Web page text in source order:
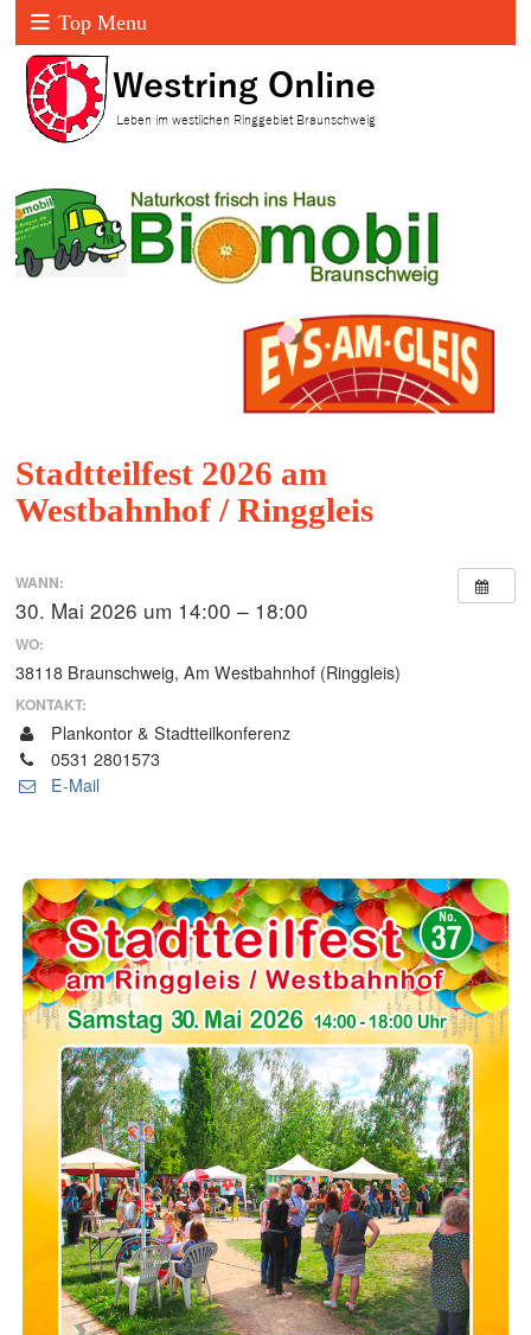
Top Menu
Stadtteilfest 2026 am
Westbahnhof / Ringgleis
WANN:
30. Mai 2026 um 14:00 – 18:00
WO:
38118 Braunschweig, Am Westbahnhof (Ringgleis)
KONTAKT:
Plankontor & Stadtteilkonferenz
0531 2801573
E-Mail